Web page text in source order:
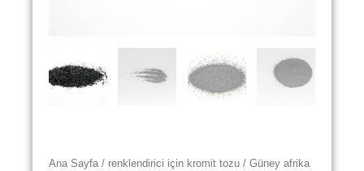
Ana Sayfa / renklendirici için kromit tozu / Güney afrika